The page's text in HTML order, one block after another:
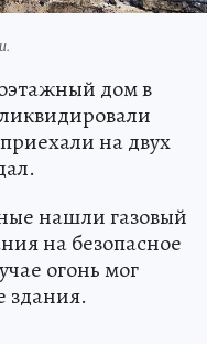
дом в
на двух
нашли газовый
на безопасное
огонь мог
здания.